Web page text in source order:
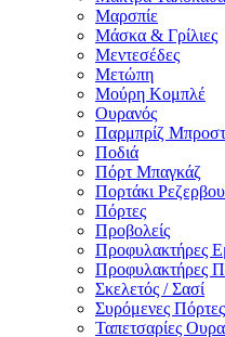
Μαρσπίε
Μάσκα & Γρίλιες
Μεντεσέδες
Μετώπη
Μούρη Κομπλέ
Ουρανός
Παρμπρίζ
Ποδιά
Πόρτ Μπαγκάζ
Πορτάκι
Πόρτες
Προβολείς
Προφυλακτήρες
Προφυλακτήρες
Σκελετός / Σασί
Συρόμενες Πόρτες
Ταπετσαρίες